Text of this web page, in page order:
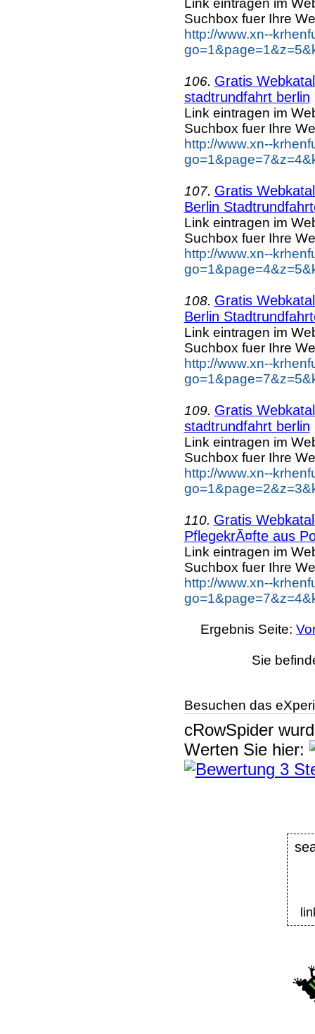
Link eintragen im
Suchbox fuer Ihre
http://www.xn--
106. Gratis
stadtrundfahrt berlin
Link eintragen im
Suchbox fuer Ihre
http://www.xn--
107. Gratis
Berlin
Link eintragen im
Suchbox fuer Ihre
http://www.xn--
108. Gratis
Berlin
Link eintragen im
Suchbox fuer Ihre
http://www.xn--
109. Gratis
stadtrundfahrt berlin
Link eintragen im
Suchbox fuer Ihre
http://www.xn--
110. Gratis
PflegekrÃ¤fte aus
Link eintragen im
Suchbox fuer Ihre
http://www.xn--
Ergebnis Seite:
Sie
Besuchen das
cRowSpider
Werten Sie hier: